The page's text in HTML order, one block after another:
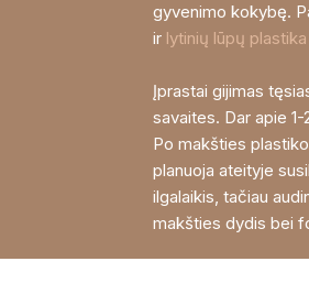
gyvenimo kokybę.
ir lytinių lūpų plastika
Įprastai gijimas
savaites. Dar apie
Po makšties
planuoja ateityje
ilgalaikis, tačiau
makšties dydis bei